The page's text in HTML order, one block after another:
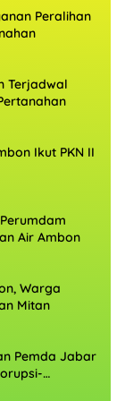
Peralihan
Terjadwal
Ikut PKN II
Air Ambon
Warga
Mitan
Pemda Jabar